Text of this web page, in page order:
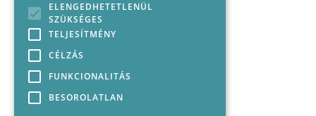
ELENGEDHETETLENÜL
SZÜKSÉGES
TELJESÍTMÉNY
CÉLZÁS
FUNKCIONALITÁS
BESOROLATLAN